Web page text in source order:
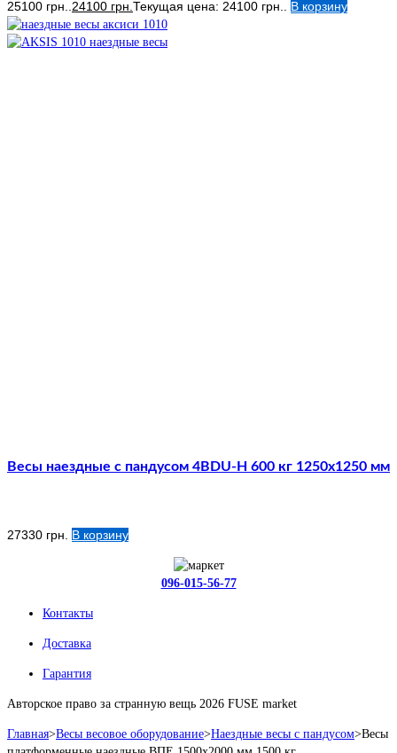
25100 грн.. 24100 грн. Текущая цена: 24100 грн.. В корзину
Весы наездные с пандусом 4BDU-Н 600 кг 1250х1250 мм
27330 грн. В корзину
096-015-56-77
Контакты
Доставка
Гарантия
Авторское право за странную вещь 2026 FUSE market
Главная>Весы весовое оборудование>Наездные весы c пандусом>Весы